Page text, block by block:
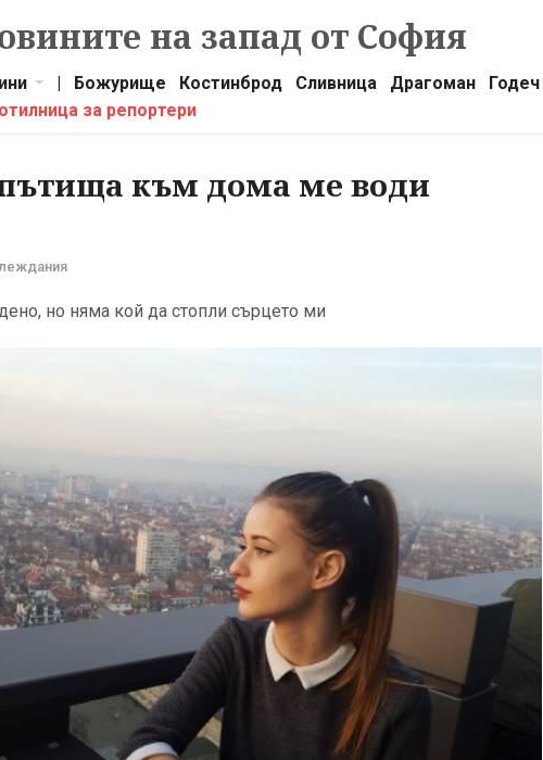
на запад от София
| Божурище Костинброд Сливница Драгоман Годеч
за репортери
към дома ме води
но няма кой да стопли сърцето ми